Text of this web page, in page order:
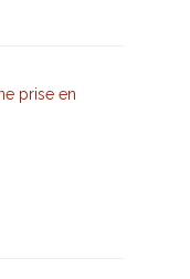
prise en